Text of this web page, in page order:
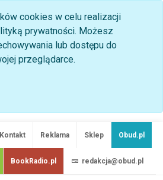
cookies w celu realizacji
prywatności. Możesz
lub dostępu do
przeglądarce.
Kontakt Reklama Sklep Obud.pl
BookRadio.pl redakcja@obud.pl